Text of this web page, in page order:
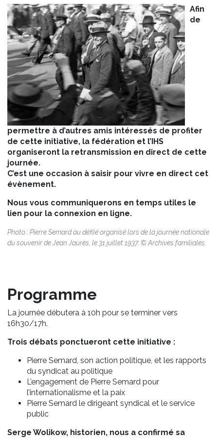
Afin
de
permettre à d’autres amis intéressés de profiter
de cette initiative, la fédération et l’IHS
organiseront la retransmission en direct de cette
journée.
C’est une occasion à saisir pour vivre en direct cet
évènement.
Nous vous communiquerons en temps utiles le
lien pour la connexion en ligne.
Photo : Pierre Semard au défilé organisé lors de la journée nationale
du souvenir de Jean Jaurès, le 31 juillet 1937. © Archives familiales.
Programme
La journée débutera à 10h pour se terminer vers
16h30/17h.
Trois débats ponctueront cette initiative :
Pierre Semard, son action politique, et les rapports
du syndicat au politique
L’engagement de Pierre Semard pour
l’internationalisme et la paix
Pierre Semard le dirigeant syndical et le service
public
Serge Wolikow, historien, nous a confirmé sa